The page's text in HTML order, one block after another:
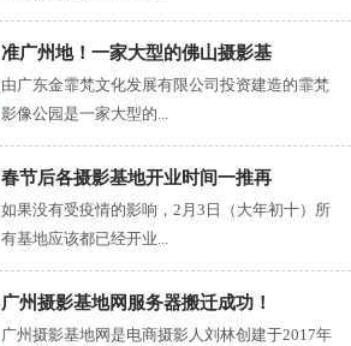
准广州地！一家大型的佛山摄影基
由广东金霏梵文化发展有限公司投资建造的霏梵
影像公园是一家大型的...
春节后各摄影基地开业时间一推再
如果没有受疫情的影响，2月3日（大年初十）所
有基地应该都已经开业...
广州摄影基地网服务器搬迁成功！
广州摄影基地网是电商摄影人刘林创建于2017年